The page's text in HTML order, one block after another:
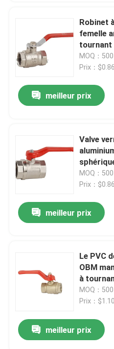
Robinet
femelle
tournant
d'origine
MOQ：
Prix：
meilleur prix
Valve
poignée
MOQ：
Prix：
meilleur prix
Le PVC
OBM
à
laiton
MOQ：
Prix：
meilleur prix